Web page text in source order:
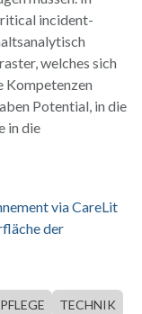
incident-
welches sich
Kompetenzen
Potential, in die
in die
via CareLit
der
PFLEGE
TECHNIK